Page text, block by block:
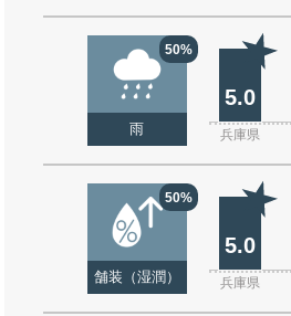
50%
雨
5.0
兵庫県
50%
舗装（湿潤）
5.0
兵庫県